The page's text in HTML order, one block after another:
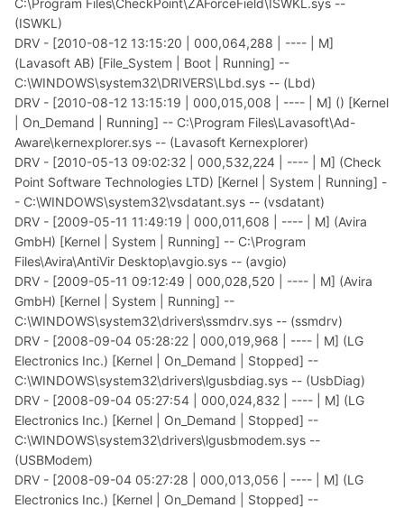
(ISWKL)
DRV - [2010-08-12 13:15:20 | 000,064,288 | ---- | M]
(Lavasoft AB) [File_System | Boot | Running] --
C:\WINDOWS\system32\DRIVERS\Lbd.sys -- (Lbd)
DRV - [2010-08-12 13:15:19 | 000,015,008 | ---- | M] () [Kernel
| On_Demand | Running] -- C:\Program Files\Lavasoft\Ad-
Aware\kernexplorer.sys -- (Lavasoft Kernexplorer)
DRV - [2010-05-13 09:02:32 | 000,532,224 | ---- | M] (Check
Point Software Technologies LTD) [Kernel | System | Running] -
- C:\WINDOWS\system32\vsdatant.sys -- (vsdatant)
DRV - [2009-05-11 11:49:19 | 000,011,608 | ---- | M] (Avira
GmbH) [Kernel | System | Running] -- C:\Program
Files\Avira\AntiVir Desktop\avgio.sys -- (avgio)
DRV - [2009-05-11 09:12:49 | 000,028,520 | ---- | M] (Avira
GmbH) [Kernel | System | Running] --
C:\WINDOWS\system32\drivers\ssmdrv.sys -- (ssmdrv)
DRV - [2008-09-04 05:28:22 | 000,019,968 | ---- | M] (LG
Electronics Inc.) [Kernel | On_Demand | Stopped] --
C:\WINDOWS\system32\drivers\lgusbdiag.sys -- (UsbDiag)
DRV - [2008-09-04 05:27:54 | 000,024,832 | ---- | M] (LG
Electronics Inc.) [Kernel | On_Demand | Stopped] --
C:\WINDOWS\system32\drivers\lgusbmodem.sys --
(USBModem)
DRV - [2008-09-04 05:27:28 | 000,013,056 | ---- | M] (LG
Electronics Inc.) [Kernel | On_Demand | Stopped] --